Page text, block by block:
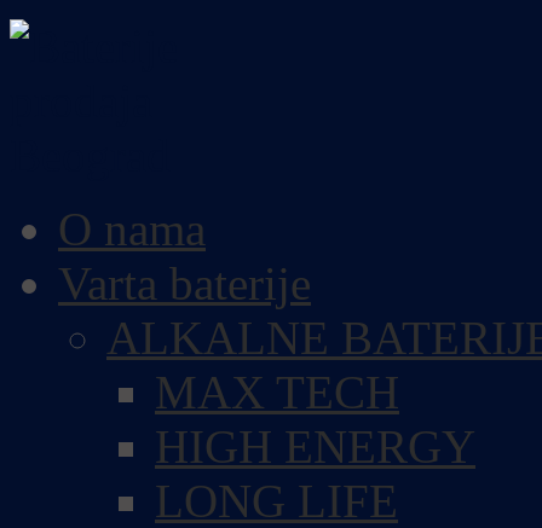
O nama
Varta baterije
ALKALNE
MAX TECH
HIGH ENERGY
LONG LIFE